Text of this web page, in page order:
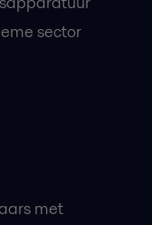
sector
met